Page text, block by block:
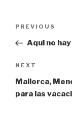
Previous
Post
PREVIOUS
Aquí no
Next
Post
NEXT
Mallorca,
para las